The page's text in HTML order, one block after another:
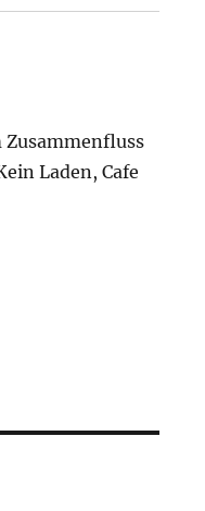
Zusammenfluss
Laden, Cafe